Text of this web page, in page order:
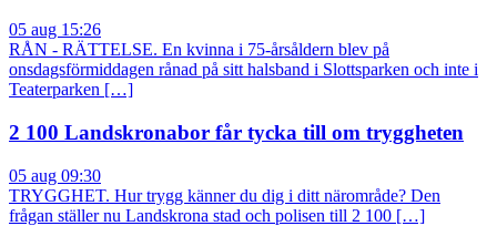
05 aug 15:26
RÅN - RÄTTELSE. En kvinna i 75-årsåldern blev på
onsdagsförmiddagen rånad på sitt halsband i Slottsparken och inte i
Teaterparken […]
2 100 Landskronabor får tycka till om tryggheten
05 aug 09:30
TRYGGHET. Hur trygg känner du dig i ditt närområde? Den
frågan ställer nu Landskrona stad och polisen till 2 100 […]